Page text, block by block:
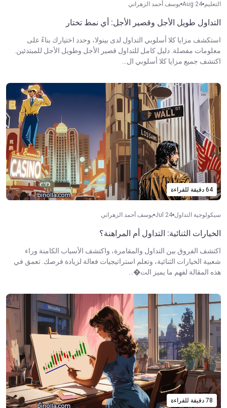
التعليم Aug 24 يوسف أحمد الزهراني
التداول طويل الأجل وقصير الأجل: أي نمط تختار
استكشف مزايا كلا أسلوبي التداول لدى بينولا، وحدد اختيارك بناءً على
معلومات مفصلة. دليل كامل للتداول قصير الأجل وطويل الأجل للمبتدئين.
اكتشف جميع مزايا كلا أسلوبي ال...
64 دقيقة للقراءة
سيكولوجية التداول Jul 24 يوسف أحمد الزهراني
الخيارات الثنائية: التداول أم المراهنة؟
اكتشف الفروق بين التداول والمقامرة، واكتشف الأسباب الكامنة وراء
شعبية الخيارات الثنائية، وتعلم استراتيجيات فعالة لزيادة فرصك. تعمق في
هذه المقالة لفهم ما يميز الت�...
78 دقيقة للقراءة